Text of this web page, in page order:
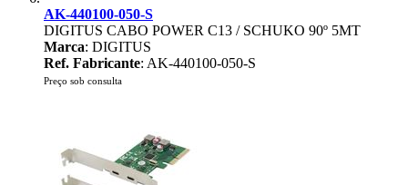
AK-440100-050-S
DIGITUS CABO POWER C13 / SCHUKO 90º 5MT
Marca: DIGITUS
Ref. Fabricante: AK-440100-050-S
Preço sob consulta